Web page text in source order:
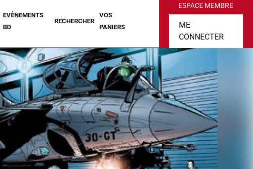
EVÈNEMENTS
BD
RECHERCHER
VOS
PANIERS
ESPACE MEMBRE
ME
CONNECTER